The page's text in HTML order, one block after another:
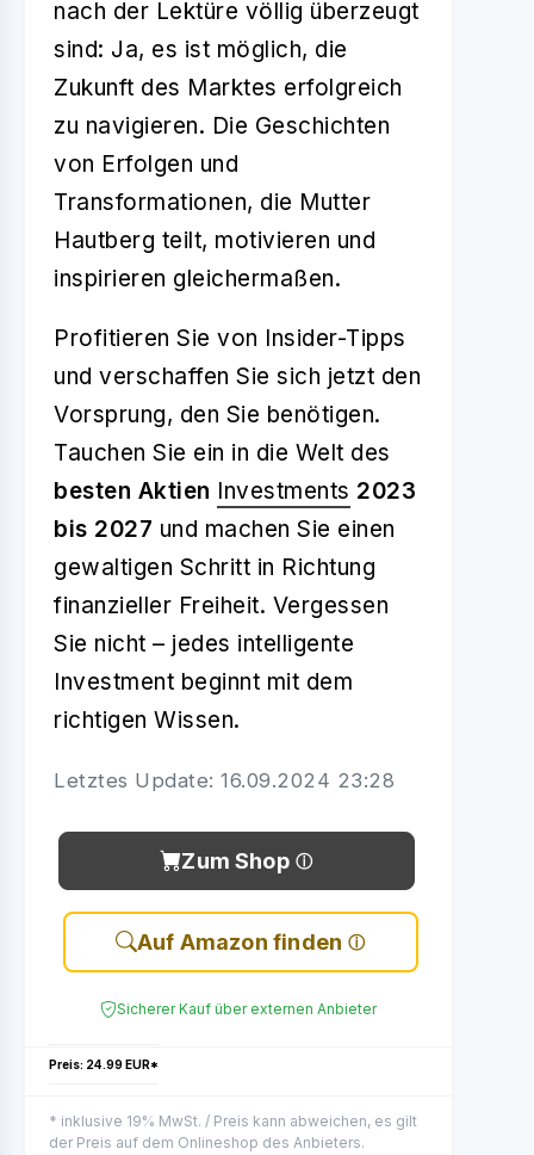
nach der Lektüre völlig überzeugt
sind: Ja, es ist möglich, die
Zukunft des Marktes erfolgreich
zu navigieren. Die Geschichten
von Erfolgen und
Transformationen, die Mutter
Hautberg teilt, motivieren und
inspirieren gleichermaßen.
Profitieren Sie von Insider-Tipps
und verschaffen Sie sich jetzt den
Vorsprung, den Sie benötigen.
Tauchen Sie ein in die Welt des
besten Aktien Investments 2023
bis 2027 und machen Sie einen
gewaltigen Schritt in Richtung
finanzieller Freiheit. Vergessen
Sie nicht – jedes intelligente
Investment beginnt mit dem
richtigen Wissen.
Letztes Update: 16.09.2024 23:28
Zum Shop
Auf Amazon finden
Sicherer Kauf über externen Anbieter
Preis: 24.99 EUR*
* inklusive 19% MwSt. / Preis kann abweichen, es gilt
der Preis auf dem Onlineshop des Anbieters.